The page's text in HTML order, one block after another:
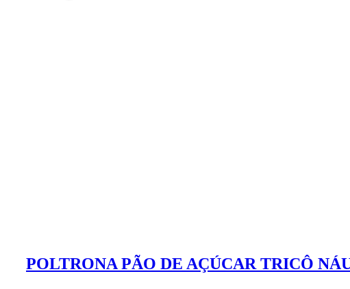
POLTRONA PÃO DE AÇÚCAR TRICÔ